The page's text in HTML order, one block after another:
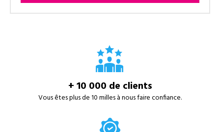
+ 10 000 de clients
Vous êtes plus de 10 milles à nous faire confiance.